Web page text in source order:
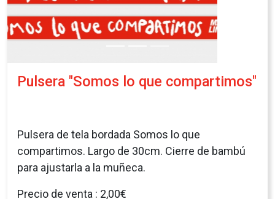
MUA MUA Protector labial solidario
emociones en forma de palabras, sonrisas o
besos. Por eso, en San Juan de Dios hemos
creado un producto para cuidarte y que, al mismo